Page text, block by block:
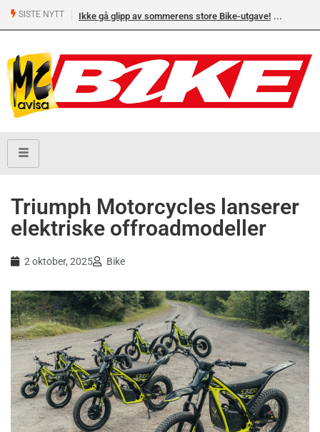
SISTE NYTT Ikke gå glipp av sommerens store Bike-utgave!
Triumph Motorcycles lanserer
elektriske offroadmodeller
2 oktober, 2025 Bike